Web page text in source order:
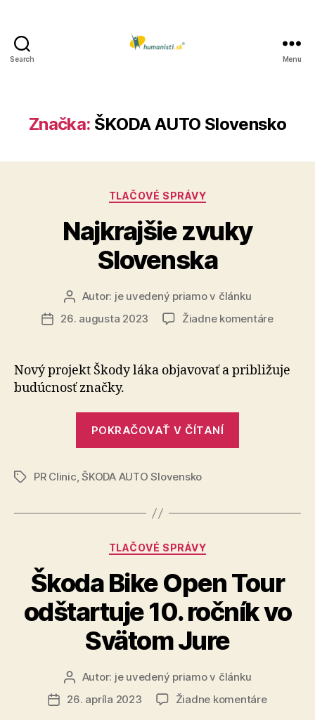
Search Menu
Značka: ŠKODA AUTO Slovensko
Kategórie
TLAČOVÉ SPRÁVY
Najkrajšie zvuky
Slovenska
Autor
článku
Autor: je uvedený priamo v článku
Dátum
26. augusta 2023 Žiadne komentárena
Nový projekt Škody láka objavovať a pri­bli­žuje
bu­dúc­nosť značky.
POKRAČOVAŤ V ČÍTANÍ
ZnačkyPR Clinic,ŠKODA AUTO Slovensko
Kategórie
TLAČOVÉ SPRÁVY
Škoda Bike Open Tour
odštartuje 10. ročník vo
Svätom Jure
Autor
článku
Autor: je uvedený priamo v článku
Dátum
26. apríla 2023 Žiadne komentárena